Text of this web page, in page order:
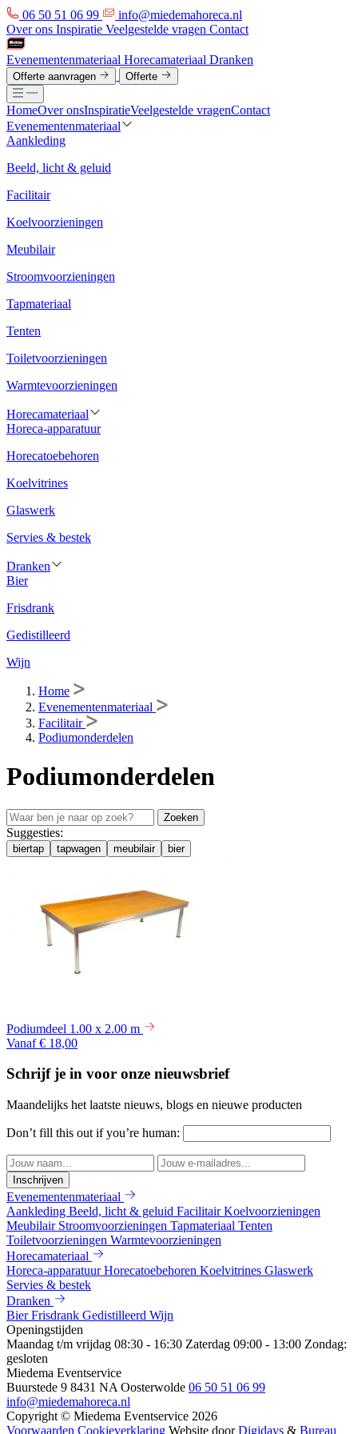
06 50 51 06 99
info@miedemahoreca.nl
Over ons Inspiratie Veelgestelde vragen Contact
Evenementenmateriaal Horecamateriaal Dranken
Offerte aanvragen Offerte
HomeOver onsInspiratieVeelgestelde vragenContact
Evenementenmateriaal
Aankleding
Beeld, licht & geluid
Facilitair
Koelvoorzieningen
Meubilair
Stroomvoorzieningen
Tapmateriaal
Tenten
Toiletvoorzieningen
Warmtevoorzieningen
Horecamateriaal
Horeca-apparatuur
Horecatoebehoren
Koelvitrines
Glaswerk
Servies & bestek
Dranken
Bier
Frisdrank
Gedistilleerd
Wijn
Home
Evenementenmateriaal
Facilitair
Podiumonderdelen
Podiumonderdelen
Zoeken
Suggesties:
biertap tapwagen meubilair bier
Podiumdeel 1.00 x 2.00 m
Vanaf € 18,00
Schrijf je in voor onze nieuwsbrief
Maandelijks het laatste nieuws, blogs en nieuwe producten
Don’t fill this out if you’re human:
Inschrijven
Evenementenmateriaal
Aankleding Beeld, licht & geluid FacilitairKoelvoorzieningen
Meubilair Stroomvoorzieningen Tapmateriaal Tenten
Toiletvoorzieningen Warmtevoorzieningen
Horecamateriaal
Horeca-apparatuurHorecatoebehoren Koelvitrines Glaswerk
Servies & bestek
Dranken
BierFrisdrank Gedistilleerd Wijn
Openingstijden
Maandag t/m vrijdag 08:30 - 16:30 Zaterdag 09:00 - 13:00 Zondag:
gesloten
Miedema Eventservice
Buurstede 9 8431 NA Oosterwolde 06 50 51 06 99
info@miedemahoreca.nl
Copyright © Miedema Eventservice 2026
Voorwaarden Cookieverklaring Website doorDigidays & Bureau